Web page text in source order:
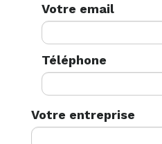
Votre email
Téléphone
Votre entreprise